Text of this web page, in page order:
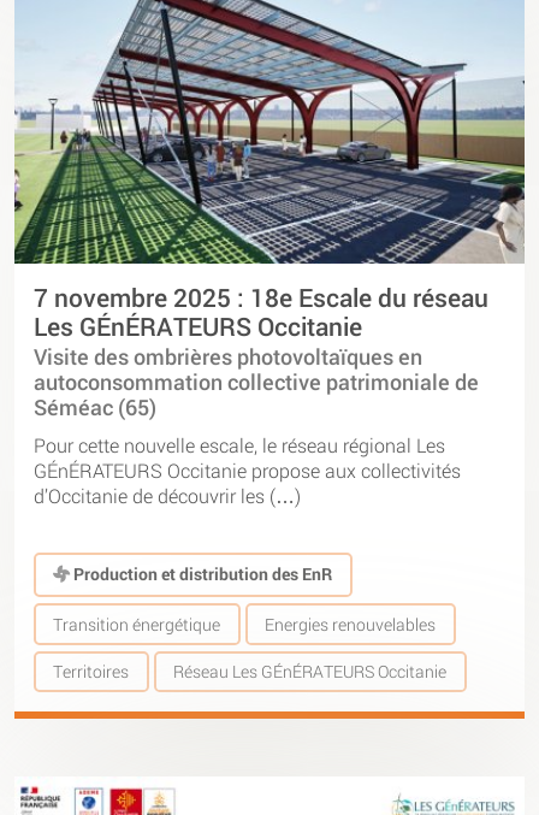
7 novembre 2025 : 18e Escale du réseau
Les GÉnÉRATEURS Occitanie
Visite des ombrières photovoltaïques en
autoconsommation collective patrimoniale de
Séméac (65)
Pour cette nouvelle escale, le réseau régional Les
GÉnÉRATEURS Occitanie propose aux collectivités
d’Occitanie de découvrir les (…)
Production et distribution des EnR
Transition énergétique Energies renouvelables
Territoires Réseau Les GÉnÉRATEURS Occitanie